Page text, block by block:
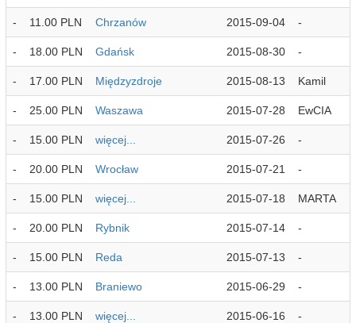
- 11.00 PLN Chrzanów 2015-09-04 -
- 18.00 PLN Gdańsk 2015-08-30 -
- 17.00 PLN Międzyzdroje 2015-08-13 Kamil
- 25.00 PLN Waszawa 2015-07-28 EwCIA
- 15.00 PLN więcej... 2015-07-26 -
- 20.00 PLN Wrocław 2015-07-21 -
- 15.00 PLN więcej... 2015-07-18 MARTA
- 20.00 PLN Rybnik 2015-07-14 -
- 15.00 PLN Reda 2015-07-13 -
- 13.00 PLN Braniewo 2015-06-29 -
- 13.00 PLN więcej... 2015-06-16 -